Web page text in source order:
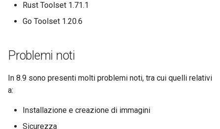
Rust Toolset 1.71.1
Go Toolset 1.20.6
Problemi noti
In 8.9 sono presenti molti problemi noti, tra cui quelli relativi
a:
Installazione e creazione di immagini
Sicurezza